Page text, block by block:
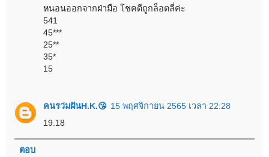
หนอนออกจากฝ่ามือ โชคดีถูกล็อตลี่ค่ะ
541
45***
25**
35*
15
คนรว่มฝันH.K.😘 15 พฤศจิกายน 2565 เวลา 22:28
19.18
ตอบ